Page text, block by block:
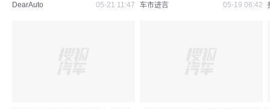
DearAuto 05-21 11:47 车市进言 05-19 06:42